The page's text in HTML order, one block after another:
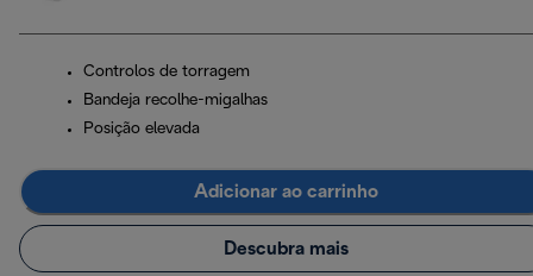
Controlos de torragem
Bandeja recolhe-migalhas
Posição elevada
Adicionar ao carrinho
Descubra mais